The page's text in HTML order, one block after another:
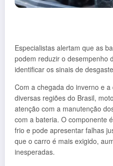
Especialistas alertam que as
podem reduzir o desempenho
identificar os sinais de
Com a chegada do inverno e
diversas regiões do Brasil,
atenção com a manutenção
com a bateria. O componente
frio e pode apresentar falhas
que o carro é mais exigido,
inesperadas.